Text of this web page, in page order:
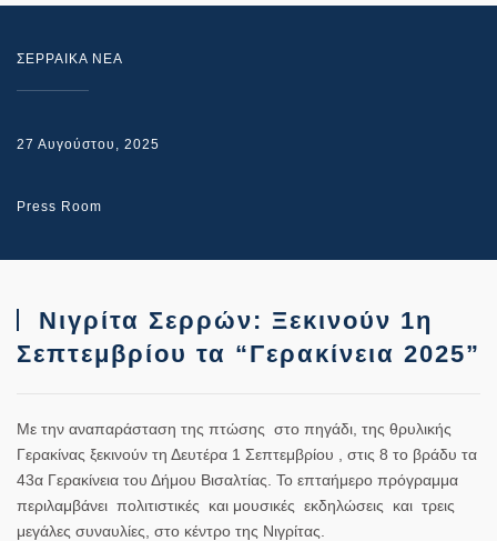
ΣΕΡΡΑΙΚΑ ΝΕΑ
27 Αυγούστου, 2025
Press Room
Νιγρίτα Σερρών: Ξεκινούν 1η
Σεπτεμβρίου τα “Γερακίνεια 2025”
Με την αναπαράσταση της πτώσης στο πηγάδι, της θρυλικής
Γερακίνας ξεκινούν τη Δευτέρα 1 Σεπτεμβρίου , στις 8 το βράδυ τα
43α Γερακίνεια του Δήμου Βισαλτίας. Το επταήμερο πρόγραμμα
περιλαμβάνει πολιτιστικές και μουσικές εκδηλώσεις και τρεις
μεγάλες συναυλίες, στο κέντρο της Νιγρίτας.